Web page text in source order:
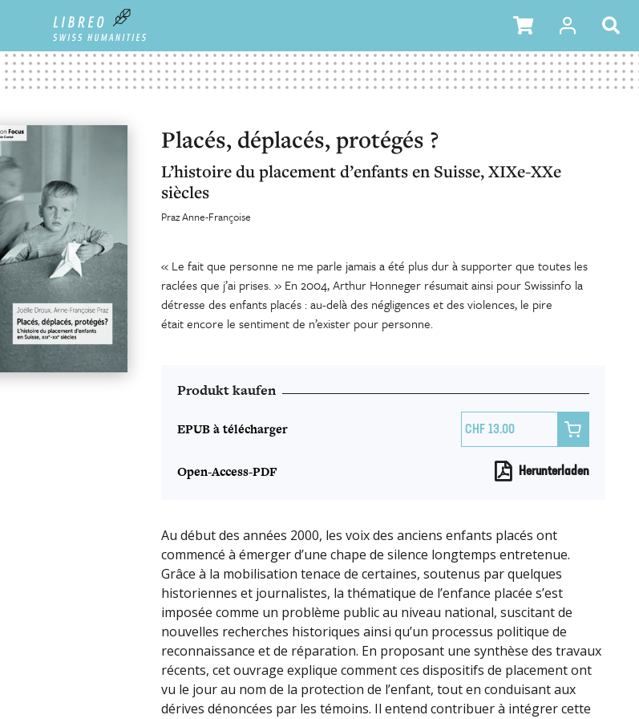
Placés, déplacés, protégés ?
L’histoire du placement d’enfants en Suisse, XIXe-XXe
siècles
Praz Anne-Françoise
« Le fait que personne ne me parle jamais a été plus dur à supporter que toutes les
raclées que j’ai prises. » En 2004, Arthur Honneger résumait ainsi pour Swissinfo la
détresse des enfants placés : au-delà des négligences et des violences, le pire
était encore le sentiment de n’exister pour personne.
Produkt kaufen
EPUB à télécharger 13.00 
Open-Access-PDF Herunterladen
Au début des années 2000, les voix des anciens enfants placés ont
commencé à émerger d’une chape de silence longtemps entretenue.
Grâce à la mobilisation tenace de certaines, soutenus par quelques
historiennes et journalistes, la thématique de l’enfance placée s’est
imposée comme un problème public au niveau national, suscitant de
nouvelles recherches historiques ainsi qu’un processus politique de
reconnaissance et de réparation. En proposant une synthèse des travaux
récents, cet ouvrage explique comment ces dispositifs de placement ont
vu le jour au nom de la protection de l’enfant, tout en conduisant aux
dérives dénoncées par les témoins. Il entend contribuer à intégrer cette